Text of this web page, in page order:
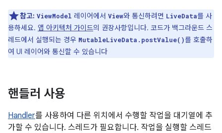
참고: ViewModel 레이어에서 View와 통신하려면 LiveData를 사
용하세요. 앱 아키텍처 가이드의 권장사항입니다. 코드가 백그라운드 스
레드에서 실행되는 경우 MutableLiveData.postValue()를 호출하
여 UI 레이어와 통신할 수 있습니다
핸들러 사용
Handler를 사용하여 다른 위치에서 수행할 작업을 대기열에 추
가할 수 있습니다. 스레드가 필요합니다. 작업을 실행할 스레드